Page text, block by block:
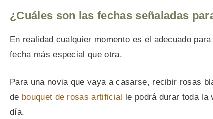
¿Cuáles son las fechas señaladas
En realidad cualquier momento es el adecuado
fecha más especial que otra.
Para una novia que vaya a casarse, recibir rosas
de bouquet de rosas artificial
le podrá durar toda
día.